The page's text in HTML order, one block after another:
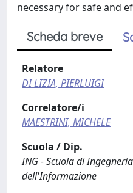
necessary for safe and
Scheda breve
Relatore
DI LIZIA, PIERLUIGI
Correlatore/i
MAESTRINI, MICHELE
Scuola / Dip.
ING - Scuola di
dell'Informazione